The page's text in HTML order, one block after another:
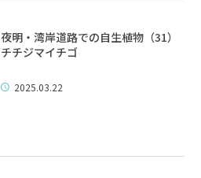
夜明・湾岸道路での自生植物（31）
チチジマイチゴ
2025.03.22